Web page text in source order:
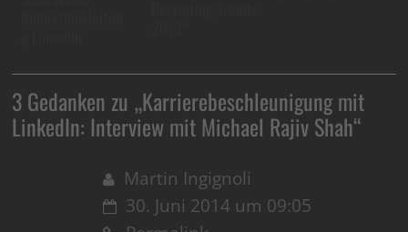
3 Gedanken zu „Karrierebeschleunigung mit
LinkedIn: Interview mit Michael Rajiv Shah“
Martin Ingignoli
30. Juni 2014 um 09:05